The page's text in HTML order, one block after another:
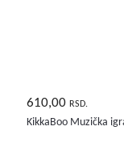
610,00 RSD.
KikkaBoo Muzička